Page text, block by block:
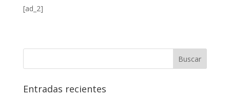
[ad_2]
Entradas recientes